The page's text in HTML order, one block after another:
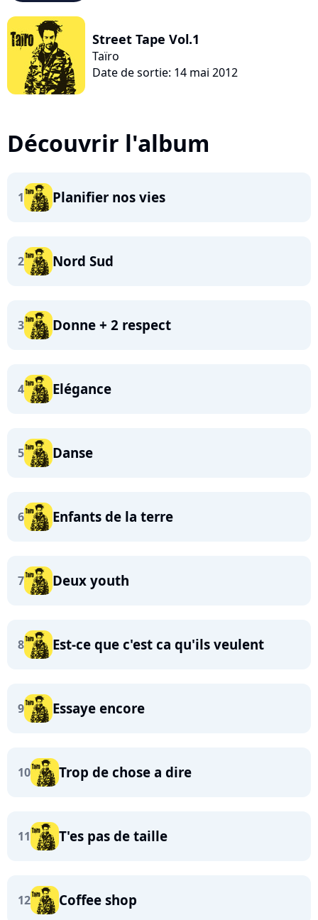
Street Tape Vol.1
Taïro
Date de sortie: 14 mai 2012
Découvrir l'album
1 Planifier nos vies
2 Nord Sud
3 Donne + 2 respect
4 Elégance
5 Danse
6 Enfants de la terre
7 Deux youth
8 Est-ce que c'est ca qu'ils veulent
9 Essaye encore
10 Trop de chose a dire
11 T'es pas de taille
12 Coffee shop